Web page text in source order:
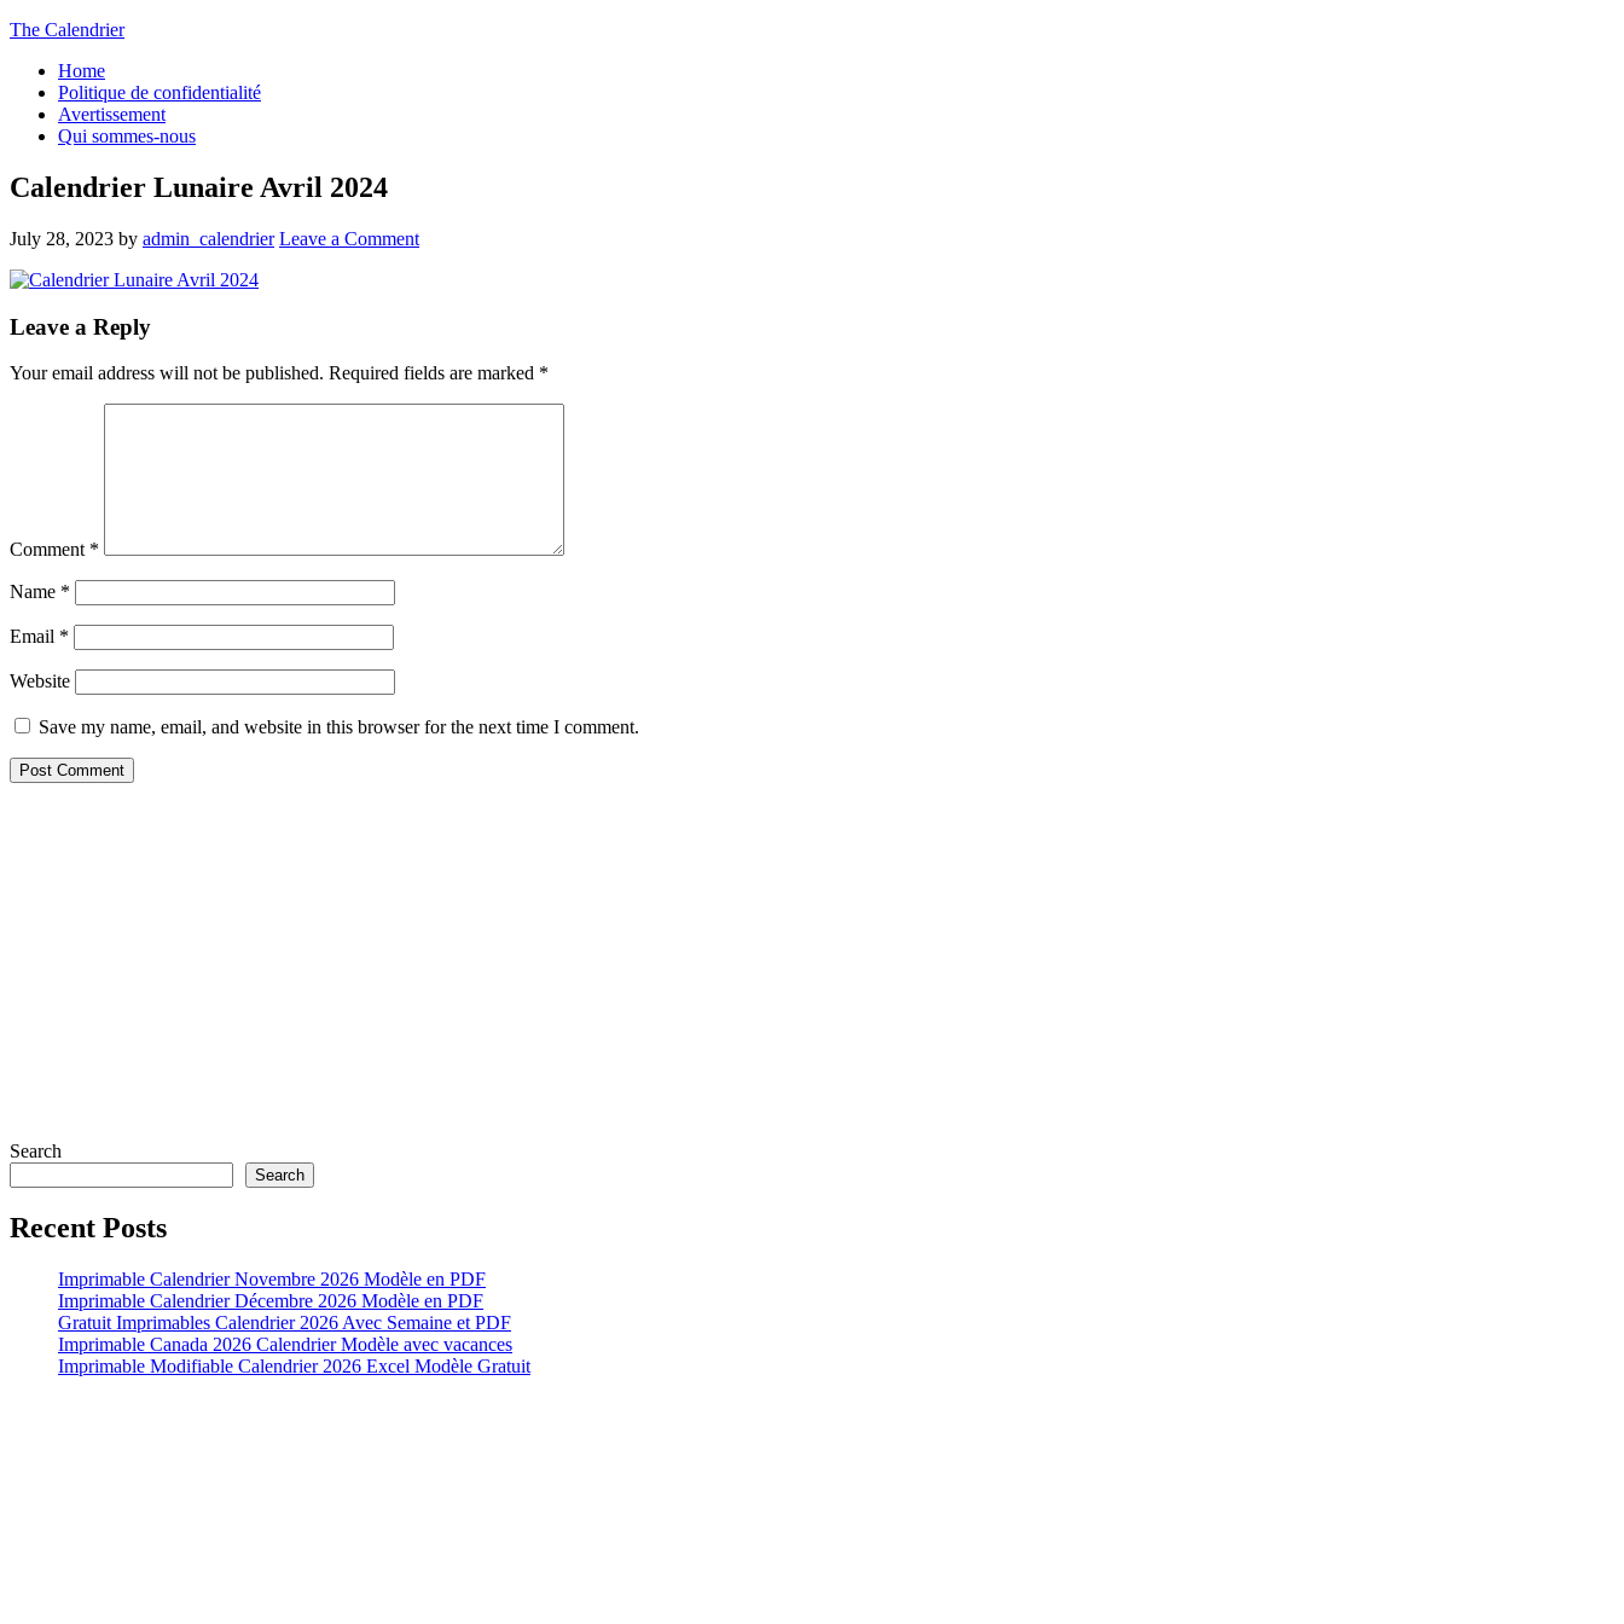
The Calendrier
Home
Politique de confidentialité
Avertissement
Qui sommes-nous
Calendrier Lunaire Avril 2024
July 28, 2023 by admin_calendrier Leave a Comment
Leave a Reply
Your email address will not be published. Required fields are marked *
Comment *
Name *
Email *
Website
Save my name, email, and website in this browser for the next time I comment.
Search
Search
Recent Posts
Imprimable Calendrier Novembre 2026 Modèle en PDF
Imprimable Calendrier Décembre 2026 Modèle en PDF
Gratuit Imprimables Calendrier 2026 Avec Semaine et PDF
Imprimable Canada 2026 Calendrier Modèle avec vacances
Imprimable Modifiable Calendrier 2026 Excel Modèle Gratuit